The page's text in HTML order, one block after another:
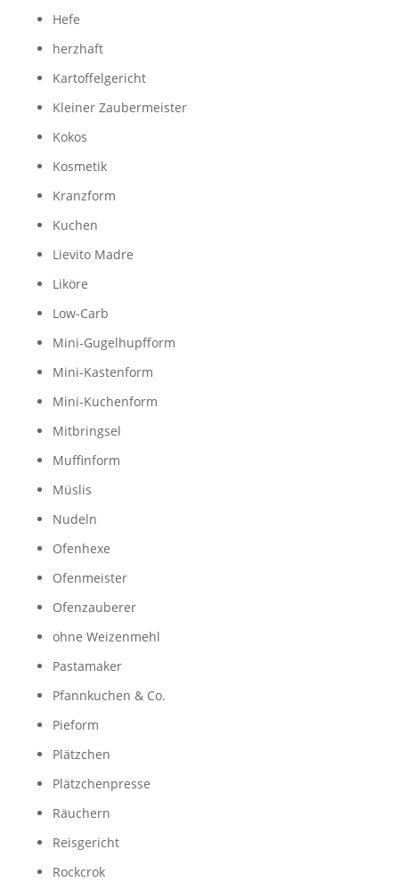
Hefe
herzhaft
Kartoffelgericht
Kleiner Zaubermeister
Kokos
Kosmetik
Kranzform
Kuchen
Lievito Madre
Liköre
Low-Carb
Mini-Gugelhupfform
Mini-Kastenform
Mini-Kuchenform
Mitbringsel
Muffinform
Müslis
Nudeln
Ofenhexe
Ofenmeister
Ofenzauberer
ohne Weizenmehl
Pastamaker
Pfannkuchen & Co.
Pieform
Plätzchen
Plätzchenpresse
Räuchern
Reisgericht
Rockcrok